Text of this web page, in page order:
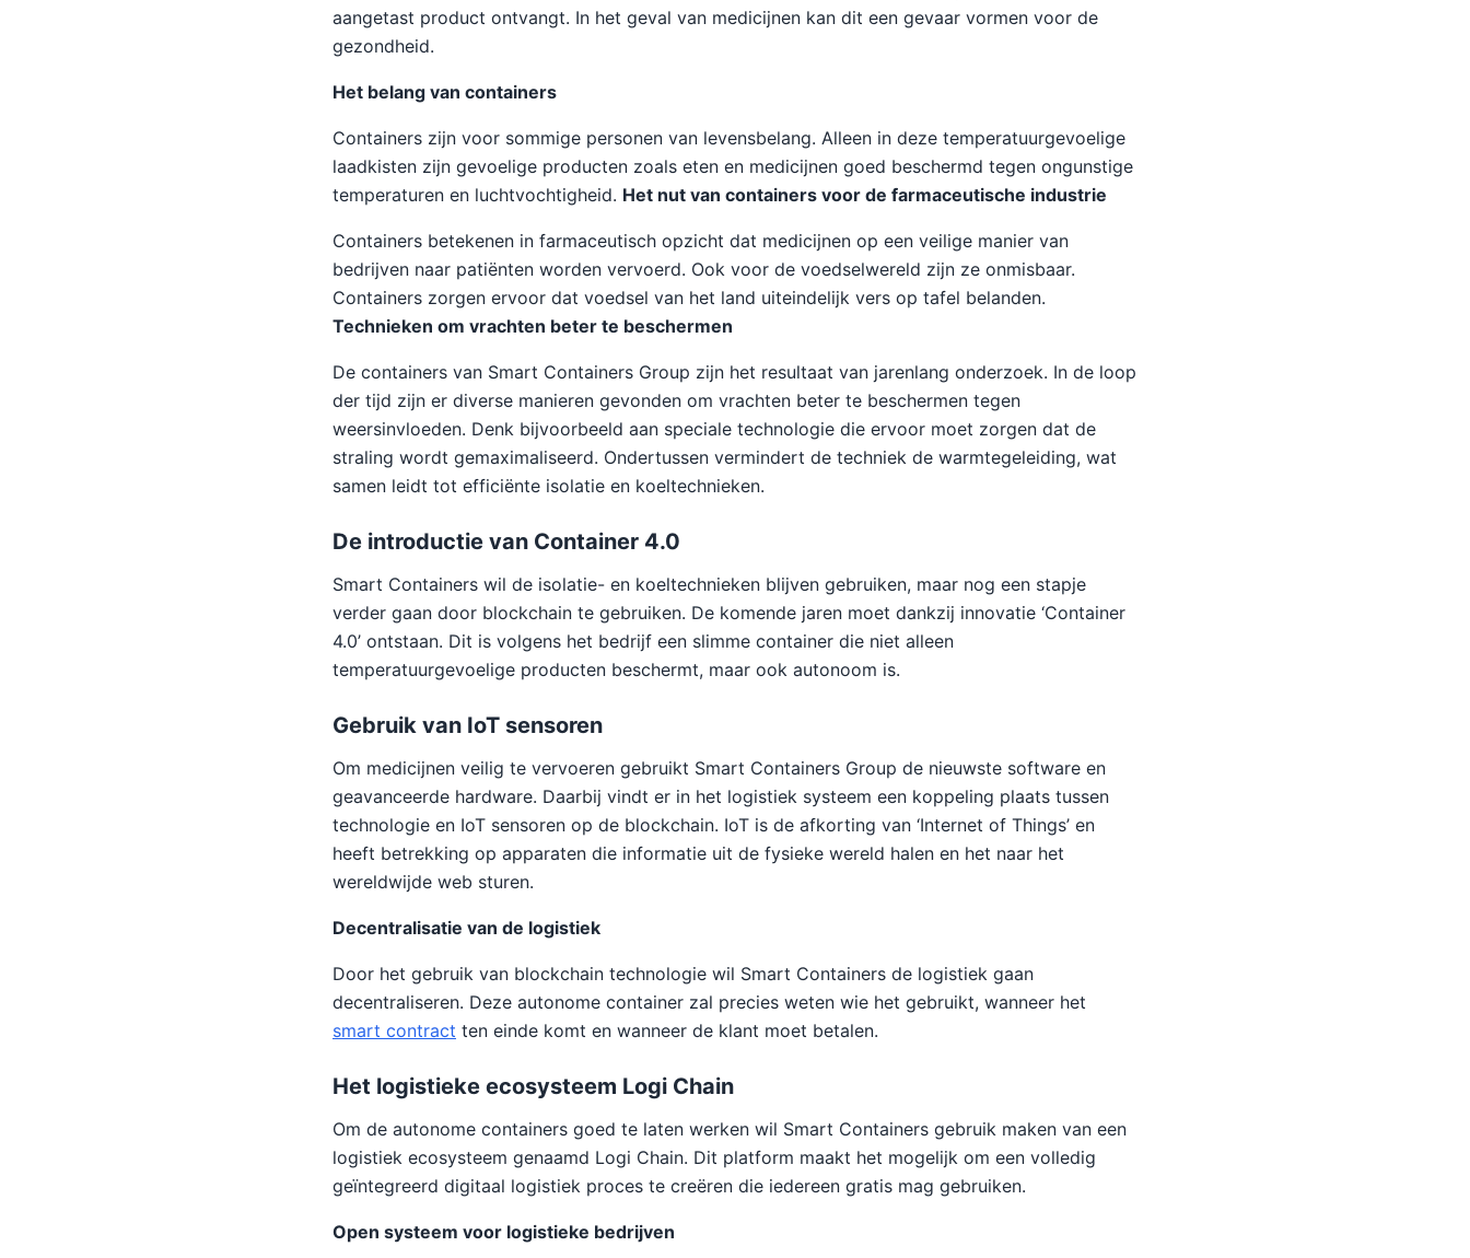
aangetast product ontvangt. In het geval van medicijnen kan dit een gevaar vormen voor de
gezondheid.
Het belang van containers
Containers zijn voor sommige personen van levensbelang. Alleen in deze temperatuurgevoelige
laadkisten zijn gevoelige producten zoals eten en medicijnen goed beschermd tegen ongunstige
temperaturen en luchtvochtigheid. Het nut van containers voor de farmaceutische industrie
Containers betekenen in farmaceutisch opzicht dat medicijnen op een veilige manier van
bedrijven naar patiënten worden vervoerd. Ook voor de voedselwereld zijn ze onmisbaar.
Containers zorgen ervoor dat voedsel van het land uiteindelijk vers op tafel belanden.
Technieken om vrachten beter te beschermen
De containers van Smart Containers Group zijn het resultaat van jarenlang onderzoek. In de loop
der tijd zijn er diverse manieren gevonden om vrachten beter te beschermen tegen
weersinvloeden. Denk bijvoorbeeld aan speciale technologie die ervoor moet zorgen dat de
straling wordt gemaximaliseerd. Ondertussen vermindert de techniek de warmtegeleiding, wat
samen leidt tot efficiënte isolatie en koeltechnieken.
De introductie van Container 4.0
Smart Containers wil de isolatie- en koeltechnieken blijven gebruiken, maar nog een stapje
verder gaan door blockchain te gebruiken. De komende jaren moet dankzij innovatie ‘Container
4.0’ ontstaan. Dit is volgens het bedrijf een slimme container die niet alleen
temperatuurgevoelige producten beschermt, maar ook autonoom is.
Gebruik van IoT sensoren
Om medicijnen veilig te vervoeren gebruikt Smart Containers Group de nieuwste software en
geavanceerde hardware. Daarbij vindt er in het logistiek systeem een koppeling plaats tussen
technologie en IoT sensoren op de blockchain. IoT is de afkorting van ‘Internet of Things’ en
heeft betrekking op apparaten die informatie uit de fysieke wereld halen en het naar het
wereldwijde web sturen.
Decentralisatie van de logistiek
Door het gebruik van blockchain technologie wil Smart Containers de logistiek gaan
decentraliseren. Deze autonome container zal precies weten wie het gebruikt, wanneer het
smart contract ten einde komt en wanneer de klant moet betalen.
Het logistieke ecosysteem Logi Chain
Om de autonome containers goed te laten werken wil Smart Containers gebruik maken van een
logistiek ecosysteem genaamd Logi Chain. Dit platform maakt het mogelijk om een volledig
geïntegreerd digitaal logistiek proces te creëren die iedereen gratis mag gebruiken.
Open systeem voor logistieke bedrijven